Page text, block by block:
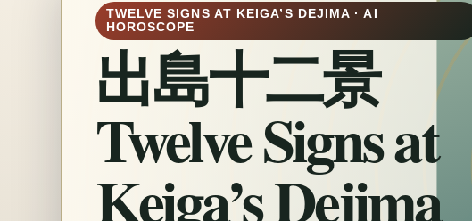
TWELVE SIGNS AT KEIGA’S DEJIMA · AI
HOROSCOPE
出島十二景
Twelve Signs at
Keiga’s Dejima